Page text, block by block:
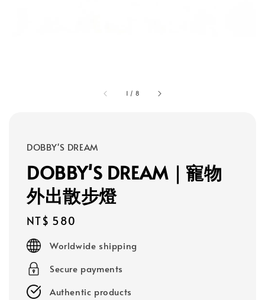
1 / 8
DOBBY'S DREAM
DOBBY'S DREAM｜寵物
外出散步燈
Regular
price
NT$ 580
Worldwide shipping
Secure payments
Authentic products